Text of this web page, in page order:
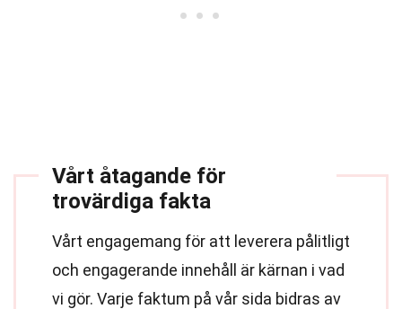
Vårt åtagande för
trovärdiga fakta
Vårt engagemang för att leverera pålitligt
och engagerande innehåll är kärnan i vad
vi gör. Varje faktum på vår sida bidras av